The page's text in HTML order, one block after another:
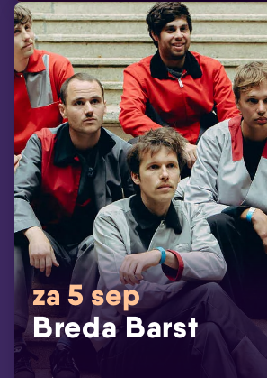
za 5 sep
Breda Barst